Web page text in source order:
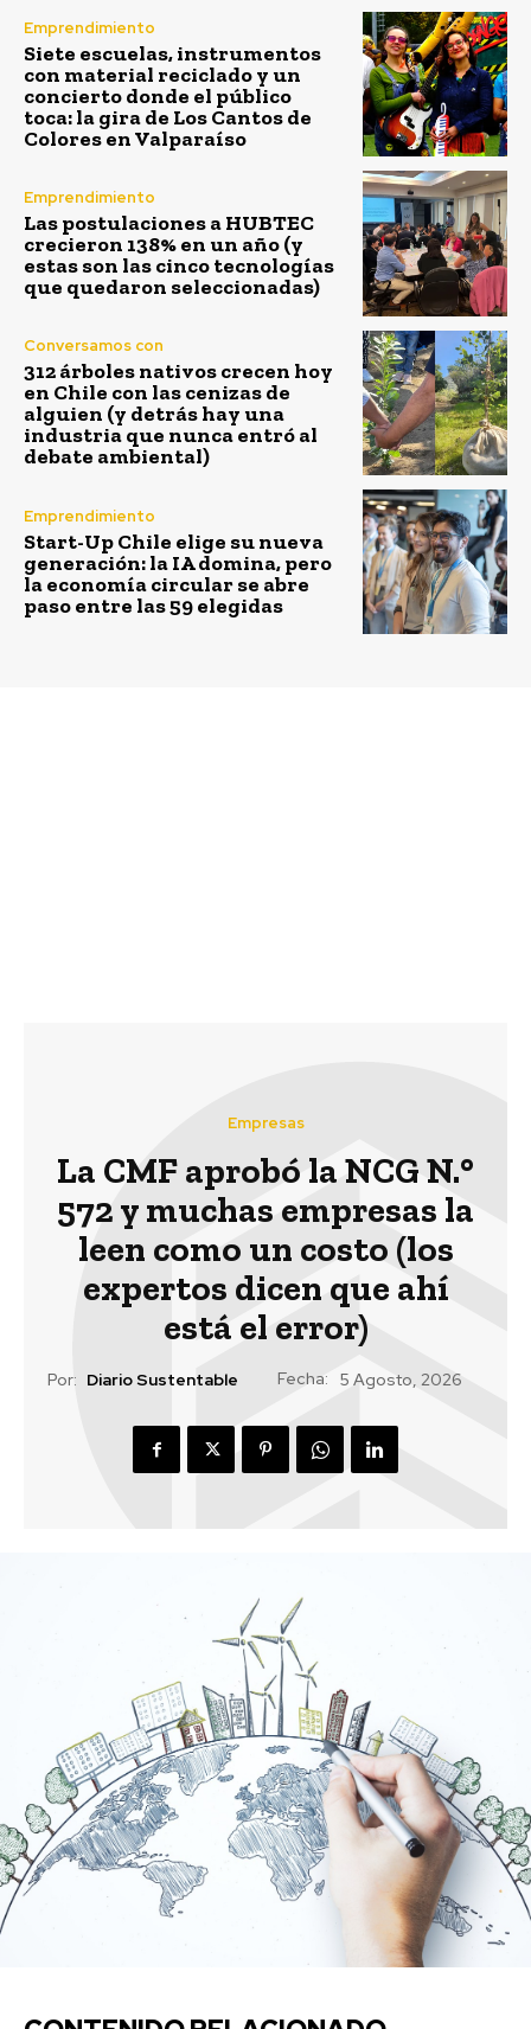
Emprendimiento
Siete escuelas, instrumentos
con material reciclado y un
concierto donde el público
toca: la gira de Los Cantos de
Colores en Valparaíso
Emprendimiento
Las postulaciones a HUBTEC
crecieron 138% en un año (y
estas son las cinco tecnologías
que quedaron seleccionadas)
Conversamos con
312 árboles nativos crecen hoy
en Chile con las cenizas de
alguien (y detrás hay una
industria que nunca entró al
debate ambiental)
Emprendimiento
Start-Up Chile elige su nueva
generación: la IA domina, pero
la economía circular se abre
paso entre las 59 elegidas